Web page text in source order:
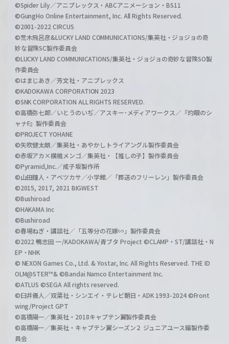
©Spider Lily／アニプレックス・ABCアニメーション・BS11
©GungHo Online Entertainment, Inc. All Rights Reserved.
©2001-2022 CIRCUS
©荒木飛呂彦&LUCKY LAND COMMUNICATIONS/集英社・ジョジョの奇
妙な冒険SC製作委員会
©LUCKY LAND COMMUNICATIONS/集英社・ジョジョの奇妙な冒険SO製
作委員会
©はまじあき／芳文社・アニプレックス
©KADOKAWA CORPORATION 2023
©SNK CORPORATION ALL RIGHTS RESERVED.
©高橋弥七郎／いとうのいぢ／アスキー･メディアワークス／『灼眼のシ
ャナF』製作委員会
©PROJECT YOHANE
©矢吹健太朗／集英社・あやかしトライアングル製作委員会
©赤坂アカ×横槍メンゴ／集英社・【推しの子】製作委員会
©Pyramid,Inc.／成子坂製作所
©山田鐘人・アベツカサ／小学館／「葬送のフリーレン」製作委員会
©2015, 2017, 2021 BIGWEST
©Bushiroad
©HAKAMA Inc
©Bushiroad
©春場ねぎ・講談社／「五等分の花嫁∽」製作委員会
©2022 鴨志田 一/KADOKAWA/青ブタ Project ©CLAMP・ST/講談社・N
EP・NHK
© NEXON Games Co., Ltd. & Yostar, Inc. All Rights Reserved. THE ID
OLM@STER™& ©Bandai Namco Entertainment Inc.
©ATLUS ©SEGA All rights reserved.
©臼井儀人／双葉社・シンエイ・テレビ朝日・ADK 1993-2024 ©Front
wing/Project GPT
©高橋陽一／集英社・2018キャプテン翼製作委員会
©高橋陽一／集英社・キャプテン翼シーズン２ ジュニアユース編製作委
員会